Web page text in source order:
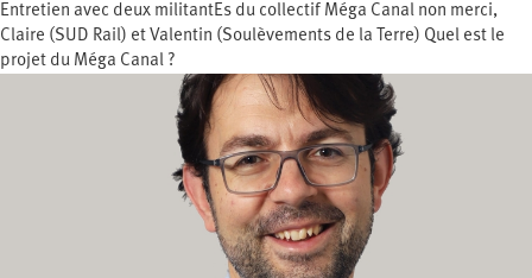
Entretien avec deux militantEs du collectif Méga Canal non merci,
Claire (SUD Rail) et Valentin (Soulèvements de la Terre) Quel est le
projet du Méga Canal ?